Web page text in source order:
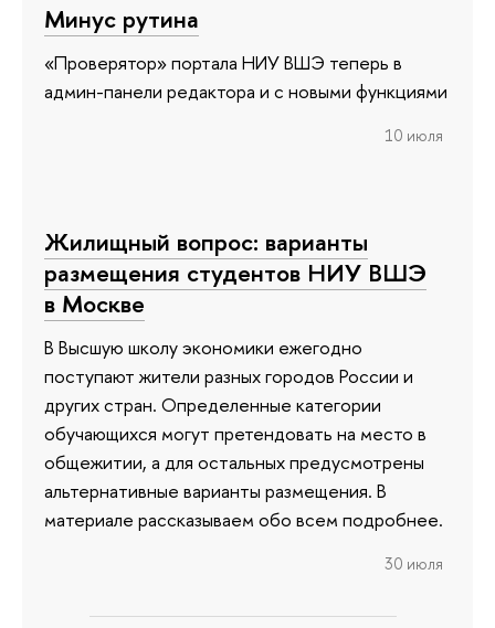
Минус рутина
«Проверятор» портала НИУ ВШЭ теперь в
админ-панели редактора и с новыми функциями
10 июля
Жилищный вопрос: варианты
размещения студентов НИУ ВШЭ
в Москве
В Высшую школу экономики ежегодно
поступают жители разных городов России и
других стран. Определенные категории
обучающихся могут претендовать на место в
общежитии, а для остальных предусмотрены
альтернативные варианты размещения. В
материале рассказываем обо всем подробнее.
30 июля